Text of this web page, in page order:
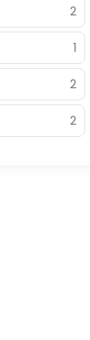
2
1
2
2